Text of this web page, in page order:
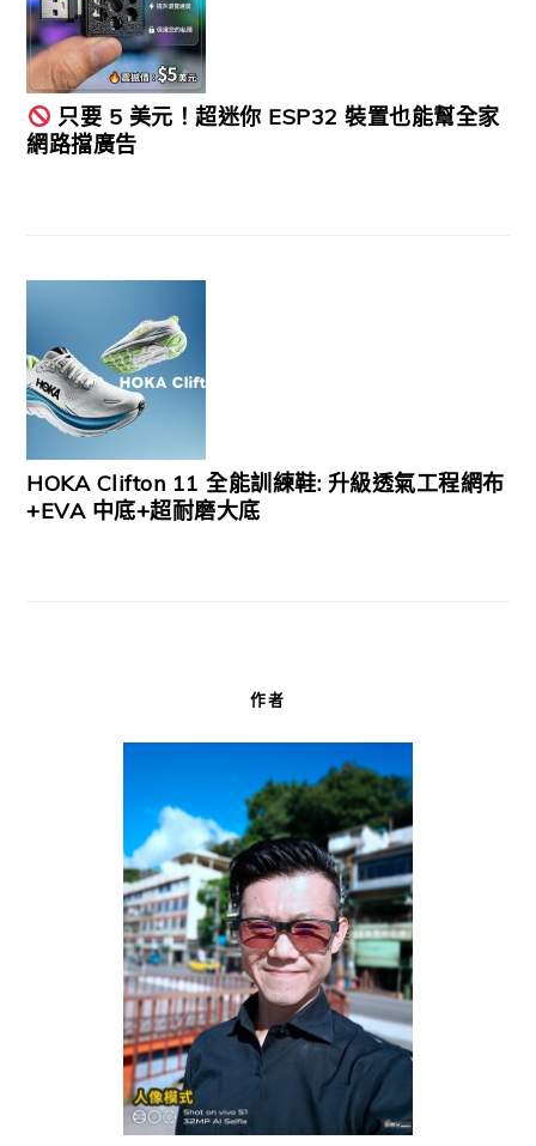
只要 5 美元！超迷你 ESP32 裝置也能幫全家
網路擋廣告
HOKA Clifton 11 全能訓練鞋: 升級透氣工程網布
+EVA 中底+超耐磨大底
作者